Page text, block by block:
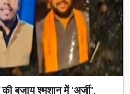
बजाय श्मशान में 'अर्जी',